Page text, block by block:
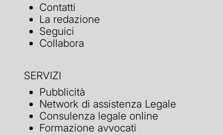
Contatti
La redazione
Seguici
Collabora
SERVIZI
Pubblicità
Network di assistenza Legale
Consulenza legale online
Formazione avvocati